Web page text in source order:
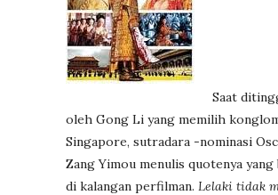
Saat
oleh Gong Li yang memilih
Singapore, sutradara -nominasi
Zang Yimou menulis quotenya
di kalangan perfilman. Lelaki tidak